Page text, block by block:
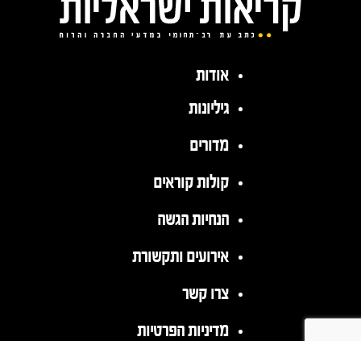
אודות
גיליונות
מדורים
קולות קוראים
הנחיות הגשה
אירועים ותקשורת
צרו קשר
מדיניות הפרטיות